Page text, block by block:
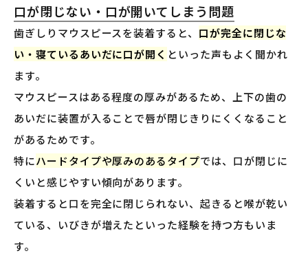
口が閉じない・口が開いてしまう問題
歯ぎしりマウスピースを装着すると、 口が完全に閉じな
い・寝ているあいだに口が開く といった声もよく聞かれ
ます。
マウスピースはある程度の厚みがあるため、上下の歯の
あいだに装置が入ることで唇が閉じきりにくくなること
があるためです。
特にハードタイプや厚みのあるタイプでは、口が閉じに
くいと感じやすい傾向があります。
装着すると口を完全に閉じられない、起きると喉が乾い
ている、いびきが増えたといった経験を持つ方もいま
す。